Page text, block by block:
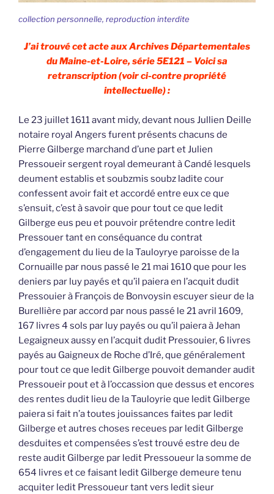
collection personnelle, reproduction interdite
J’ai trouvé cet acte aux Archives Départementales
du Maine-et-Loire, série 5E121 – Voici sa
retranscription (voir ci-contre propriété
intellectuelle) :
Le 23 juillet 1611 avant midy, devant nous Jullien Deille
notaire royal Angers furent présents chacuns de
Pierre Gilberge marchand d’une part et Julien
Pressoueir sergent royal demeurant à Candé lesquels
deument establis et soubzmis soubz ladite cour
confessent avoir fait et accordé entre eux ce que
s’ensuit, c’est à savoir que pour tout ce que ledit
Gilberge eus peu et pouvoir prétendre contre ledit
Pressouer tant en conséquance du contrat
d’engagement du lieu de la Tauloyrye paroisse de la
Cornuaille par nous passé le 21 mai 1610 que pour les
deniers par luy payés et qu’il paiera en l’acquit dudit
Pressouier à François de Bonvoysin escuyer sieur de la
Burellière par accord par nous passé le 21 avril 1609,
167 livres 4 sols par luy payés ou qu’il paiera à Jehan
Legaigneux aussy en l’acquit dudit Pressouier, 6 livres
payés au Gaigneux de Roche d’Iré, que généralement
pour tout ce que ledit Gilberge pouvoit demander audit
Pressoueir pout et à l’occassion que dessus et encores
des rentes dudit lieu de la Tauloyrie que ledit Gilberge
paiera si fait n’a toutes jouissances faites par ledit
Gilberge et autres choses receues par ledit Gilberge
desduites et compensées s’est trouvé estre deu de
reste audit Gilberge par ledit Pressoueur la somme de
654 livres et ce faisant ledit Gilberge demeure tenu
acquiter ledit Pressoueur tant vers ledit sieur